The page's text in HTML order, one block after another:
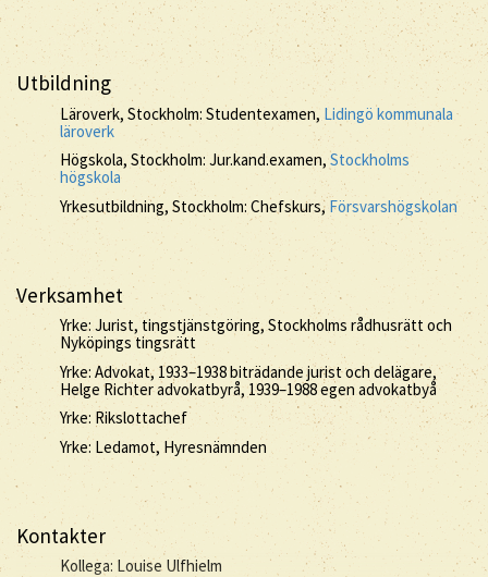
Utbildning
Läroverk, Stockholm: Studentexamen, Lidingö kommunala
läroverk
Högskola, Stockholm: Jur.kand.examen, Stockholms
högskola
Yrkesutbildning, Stockholm: Chefskurs, Försvarshögskolan
Verksamhet
Yrke: Jurist, tingstjänstgöring, Stockholms rådhusrätt och
Nyköpings tingsrätt
Yrke: Advokat, 1933–1938 biträdande jurist och delägare,
Helge Richter advokatbyrå, 1939–1988 egen advokatbyå
Yrke: Rikslottachef
Yrke: Ledamot, Hyresnämnden
Kontakter
Kollega: Louise Ulfhielm